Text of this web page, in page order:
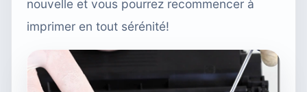
nouvelle et vous pourrez recommencer à
imprimer en tout sérénité!